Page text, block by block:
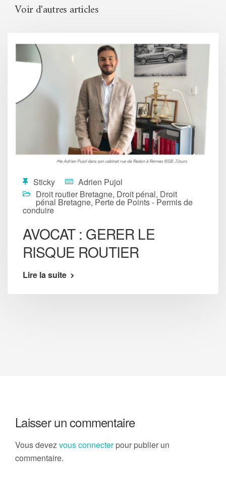
Voir d'autres articles
Sticky
Adrien Pujol
Droit routier Bretagne, Droit pénal, Droit
pénal Bretagne, Perte de Points - Permis de
conduire
AVOCAT : GERER LE
RISQUE ROUTIER
Lire la suite
Laisser un commentaire
Vous devezvous connecterpour publier un
commentaire.